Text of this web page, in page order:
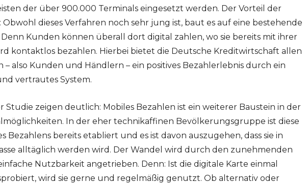
der über 900.000 Terminals eingesetzt werden. Der Vorteil der
dieses Verfahren noch sehr jung ist, baut es auf eine bestehende
Kunden können überall dort digital zahlen, wo sie bereits mit ihrer
kontaktlos bezahlen. Hierbei bietet die Deutsche Kreditwirtschaft allen
also Kunden und Händlern – ein positives Bezahlerlebnis durch ein
vertrautes System.
Studie zeigen deutlich: Mobiles Bezahlen ist ein weiterer Baustein in der
In der eher technikaffinen Bevölkerungsgruppe ist diese
Bezahlens bereits etabliert und es ist davon auszugehen, dass sie in
alltäglich werden wird. Der Wandel wird durch den zunehmenden
Nutzbarkeit angetrieben. Denn: Ist die digitale Karte einmal
wird sie gerne und regelmäßig genutzt. Ob alternativ oder